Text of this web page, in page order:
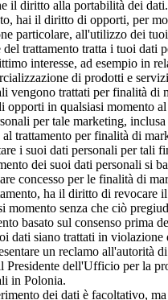
il diritto alla portabilità dei
hai il diritto di opporti, per
particolare, all'utilizzo dei
del trattamento tratta i tuoi dati
interesse, ad esempio in
di prodotti e
vengono trattati per finalità di
opporti in qualsiasi momento
per tale marketing,
al trattamento per finalità di
i suoi dati personali per tali
dei suoi dati personali si
concesso per le finalità di
ha il diritto di revocare
momento senza che ciò
basato sul consenso prima
dati siano trattati in violazione
un reclamo all'autorità
Presidente dell'Ufficio per la
in Polonia.
dei dati è facoltativo, ma